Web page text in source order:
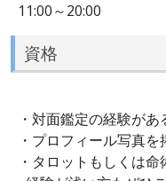
11:00～20:00
資格
・対面鑑定の経験が
・プロフィール写真
・タロットもしくは